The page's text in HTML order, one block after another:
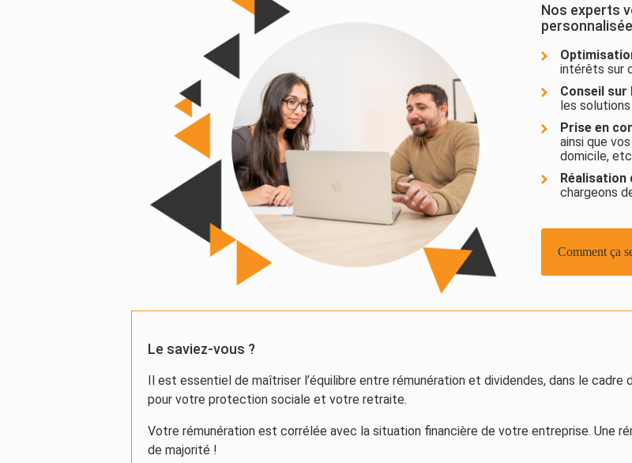
Nos experts
intérêts sur
Conseil sur
les
Prise en
ainsi que
domicile,
Réalisation
chargeons
Comment ça
Le saviez-vous ?
Il est essentiel de maîtriser l’équilibre entre rémunération et dividendes, dans le
pour votre protection sociale et votre retraite.
Votre rémunération est corrélée avec la situation financière de votre entreprise. Une
de majorité !